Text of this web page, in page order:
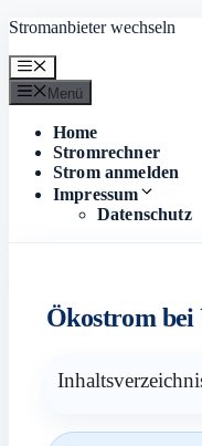
Zum
springen
Stromanbieter wechseln
Menü
Menü
Home
Stromrechner
Strom anmelden
Impressum
Datenschutz
Ökostrom